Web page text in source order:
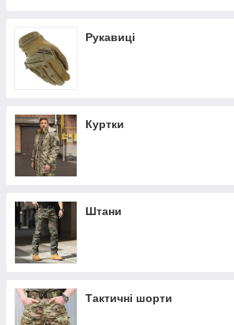
Рукавиці
Куртки
Штани
Тактичні шорти